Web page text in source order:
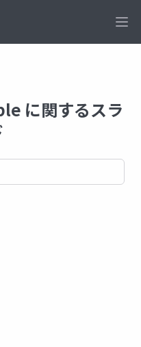
に関するスラ